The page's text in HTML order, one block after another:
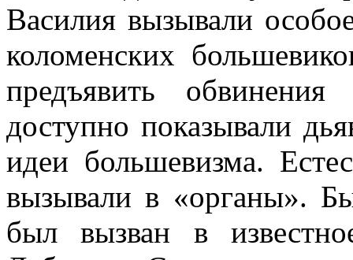
Василия вызывали
коломенских
предъявить
доступно показывали
идеи большевизма.
вызывали в «органы».
был вызван в